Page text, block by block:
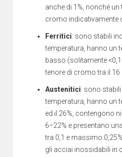
anche di 1%, nonché un
cromo indicativamente
Ferritici: sono stabili
temperatura, hanno un
basso (solitamente
tenore di cromo tra il 16
Austenitici: sono
temperatura, hanno un
ed il 26%, contengono
6÷22% e presentano
tra 0,1 e massimo
gli acciai inossidabili in